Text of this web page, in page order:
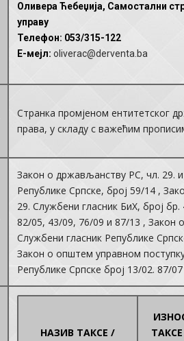
Оливера Ћебеџија, Самостални
управу
Телефон: 053/315-122
E-мејл: oliverac@derventa.ba
Странка промјеном ентитетског
права, у складу с важећим
Закон о држављанству РС, чл. 29.
Републике Српске, број 59/14 ,
29. Службени гласник БиХ, број
82/05, 43/09, 76/09 и 87/13 , Закон
Службени гласник Републике
Закон о општем управном
Републике Српске број 13/02. 87/
НАЗИВ ТАКСЕ /